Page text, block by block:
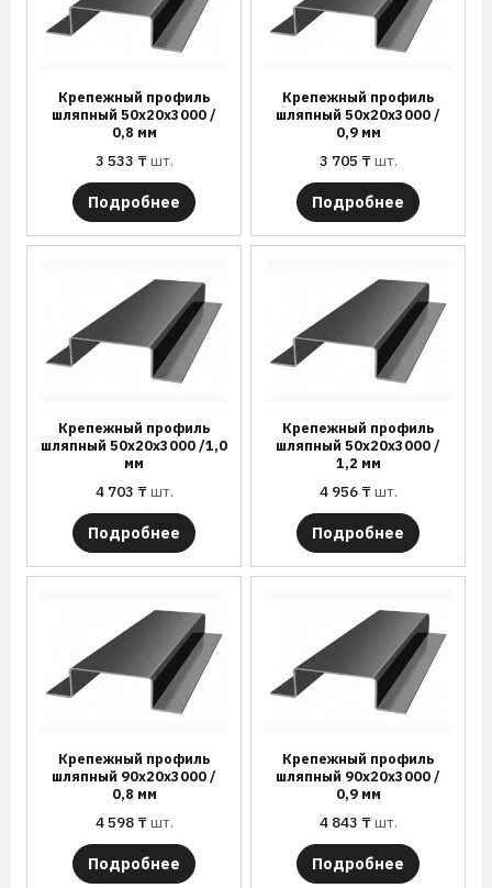
Крепежный профиль
шляпный 50х20х3000 /
0,8 мм
3 533 ₸шт.
Подробнее
Крепежный профиль
шляпный 50х20х3000 /
0,9 мм
3 705 ₸шт.
Подробнее
Крепежный профиль
шляпный 50х20х3000 /1,0
мм
4 703 ₸шт.
Подробнее
Крепежный профиль
шляпный 50х20х3000 /
1,2 мм
4 956 ₸шт.
Подробнее
Крепежный профиль
шляпный 90х20х3000 /
0,8 мм
4 598 ₸шт.
Подробнее
Крепежный профиль
шляпный 90х20х3000 /
0,9 мм
4 843 ₸шт.
Подробнее